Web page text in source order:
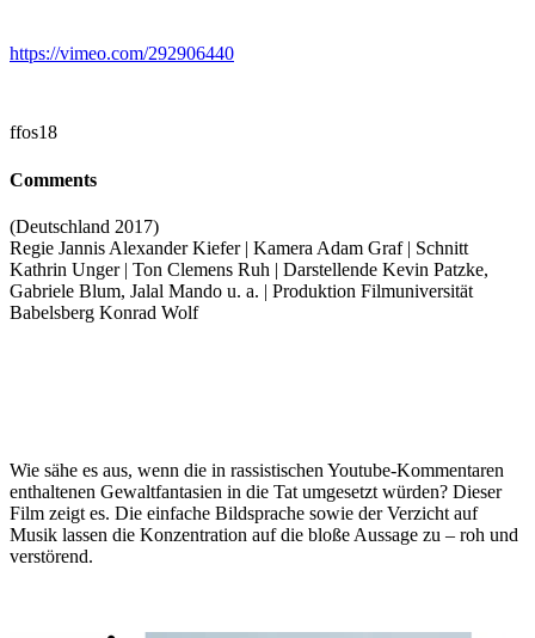
https://vimeo.com/292906440
ffos18
Comments
(Deutschland 2017)
Regie Jannis Alexander Kiefer | Kamera Adam Graf | Schnitt
Kathrin Unger | Ton Clemens Ruh | Darstellende Kevin Patzke,
Gabriele Blum, Jalal Mando u. a. | Produktion Filmuniversität
Babelsberg Konrad Wolf
Wie sähe es aus, wenn die in rassistischen Youtube-Kommentaren
enthaltenen Gewaltfantasien in die Tat umgesetzt würden? Dieser
Film zeigt es. Die einfache Bildsprache sowie der Verzicht auf
Musik lassen die Konzentration auf die bloße Aussage zu – roh und
verstörend.